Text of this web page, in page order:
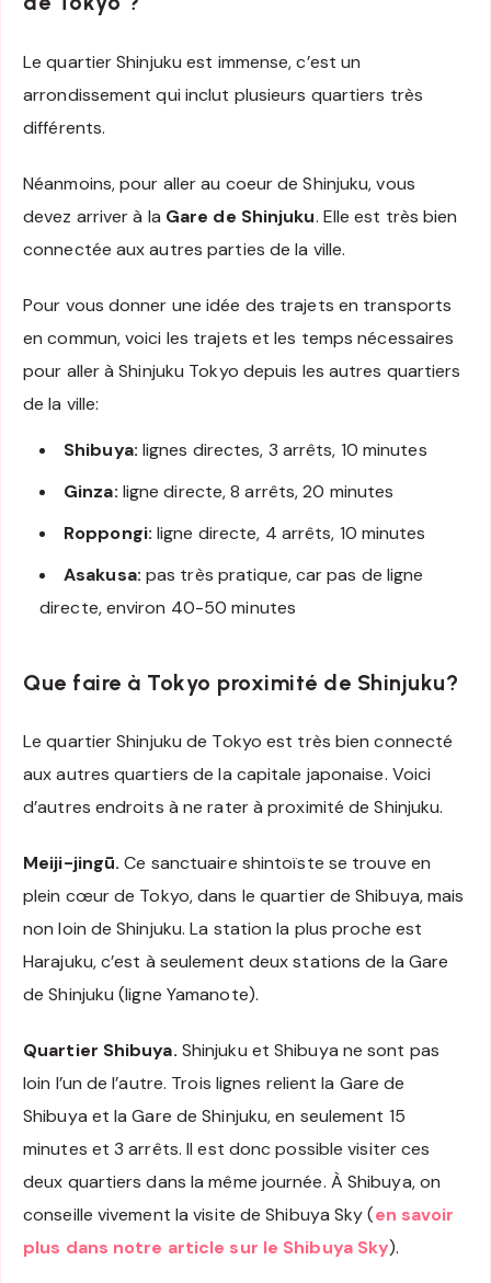
Le quartier Shinjuku est immense, c’est un
arrondissement qui inclut plusieurs quartiers très
différents.
Néanmoins, pour aller au coeur de Shinjuku, vous
devez arriver à la Gare de Shinjuku. Elle est très bien
connectée aux autres parties de la ville.
Pour vous donner une idée des trajets en transports
en commun, voici les trajets et les temps nécessaires
pour aller à Shinjuku Tokyo depuis les autres quartiers
de la ville:
Shibuya: lignes directes, 3 arrêts, 10 minutes
Ginza: ligne directe, 8 arrêts, 20 minutes
Roppongi: ligne directe, 4 arrêts, 10 minutes
Asakusa: pas très pratique, car pas de ligne
directe, environ 40-50 minutes
Que faire à Tokyo proximité de Shinjuku?
Le quartier Shinjuku de Tokyo est très bien connecté
aux autres quartiers de la capitale japonaise. Voici
d’autres endroits à ne rater à proximité de Shinjuku.
Meiji-jingū.Ce sanctuaire shintoïste se trouve en
plein cœur de Tokyo, dans le quartier de Shibuya, mais
non loin de Shinjuku. La station la plus proche est
Harajuku, c’est à seulement deux stations de la Gare
de Shinjuku (ligne Yamanote).
Quartier Shibuya. Shinjuku et Shibuya ne sont pas
loin l’un de l’autre. Trois lignes relient la Gare de
Shibuya et la Gare de Shinjuku, en seulement 15
minutes et 3 arrêts. Il est donc possible visiter ces
deux quartiers dans la même journée. À Shibuya, on
conseille vivement la visite de Shibuya Sky (en savoir
plus dans notre article sur le Shibuya Sky).